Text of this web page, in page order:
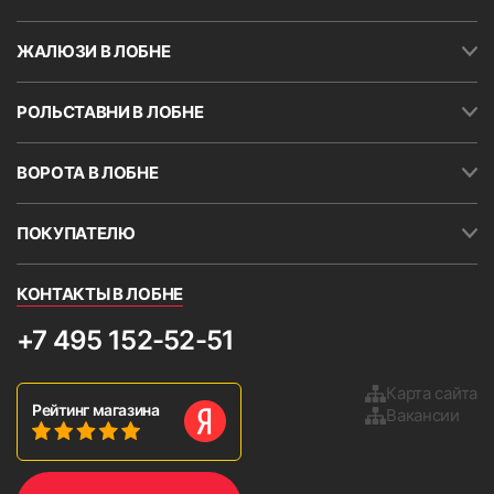
значение. Кассету и направляющие можно
устанавливать на скотч (поставляется в
комплекте с жалюзи). Скотч также наклеен на
короб шириной около 30 мм. в верхней части
кассеты.
непрямоугольные.
Важное условие.
откос расположен очень
сокращать угол открытия
створки. Кроме того, возможно
повреждение рулонных
жалюзи при сильном
9. Установить боковые крышки и проверьте работу
изделия, опустив и подняв ткань 2-3 раза.
ЖАЛЮЗИ В ЛОБНЕ
РОЛЬСТАВНИ В ЛОБНЕ
ВОРОТА В ЛОБНЕ
ПОКУПАТЕЛЮ
КОНТАКТЫ В ЛОБНЕ
+7 495 152-52-51
Рейтинг магазина
Карта сайта
Вакансии